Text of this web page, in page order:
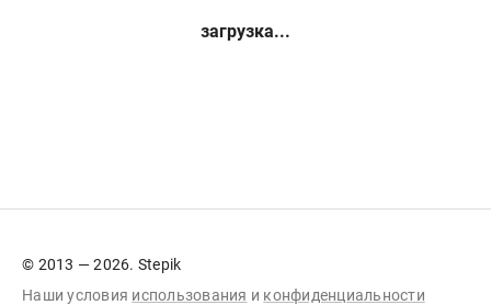
загрузка...
© 2013 — 2026. Stepik
Наши условия использования и конфиденциальности